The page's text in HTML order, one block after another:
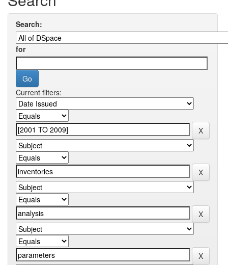
Search:
for
Current filters: